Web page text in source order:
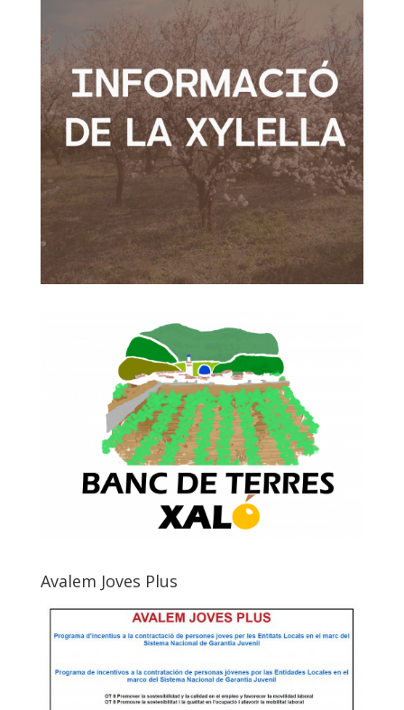
Avalem Joves Plus